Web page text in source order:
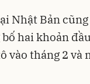
Nhật Bản
hai khoản
vào tháng 2